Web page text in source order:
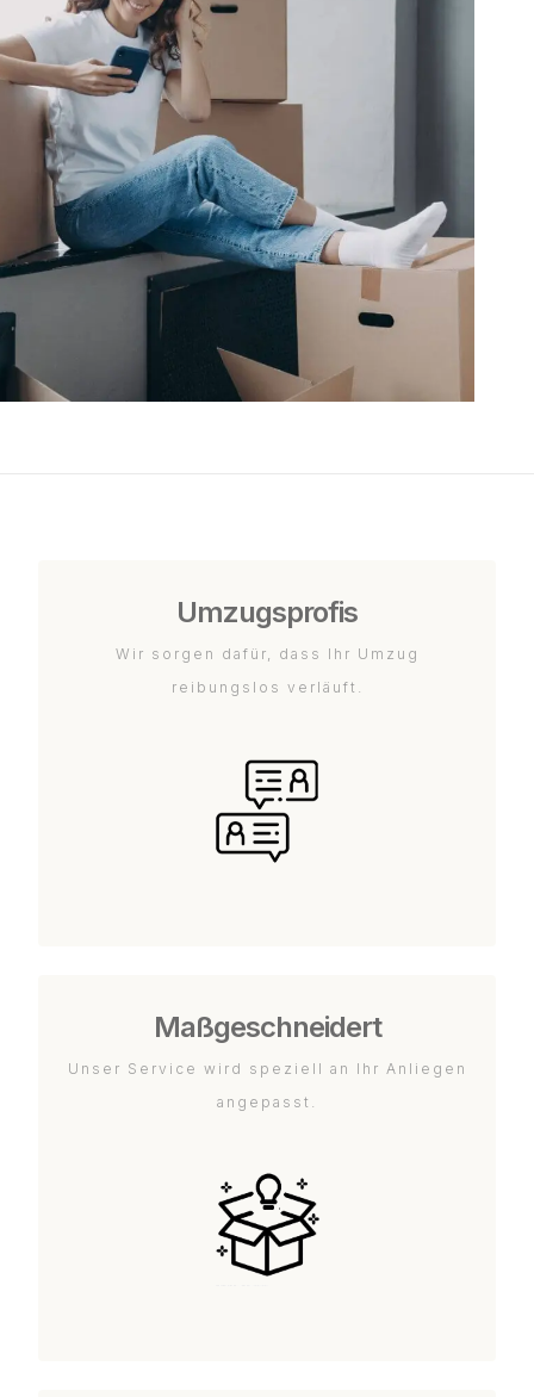
Umzugsprofis
Wir sorgen dafür, dass Ihr Umzug
reibungslos verläuft.
Maßgeschneidert
Unser Service wird speziell an Ihr Anliegen
angepasst.